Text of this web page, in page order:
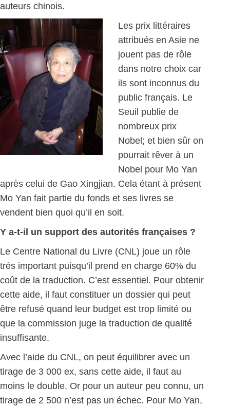
auteurs chinois.
Les prix littéraires
attribués en Asie ne
jouent pas de rôle
dans notre choix car
ils sont inconnus du
public français. Le
Seuil publie de
nombreux prix
Nobel; et bien sûr on
pourrait rêver à un
Nobel pour Mo Yan
après celui de Gao Xingjian. Cela étant à présent
Mo Yan fait partie du fonds et ses livres se
vendent bien quoi qu’il en soit.
Y a-t-il un support des autorités françaises ?
Le Centre National du Livre (CNL) joue un rôle
très important puisqu’il prend en charge 60% du
coût de la traduction. C’est essentiel. Pour obtenir
cette aide, il faut constituer un dossier qui peut
être refusé quand leur budget est trop limité ou
que la commission juge la traduction de qualité
insuffisante.
Avec l’aide du CNL, on peut équilibrer avec un
tirage de 3 000 ex, sans cette aide, il faut au
moins le double. Or pour un auteur peu connu, un
tirage de 2 500 n’est pas un échec. Pour Mo Yan,